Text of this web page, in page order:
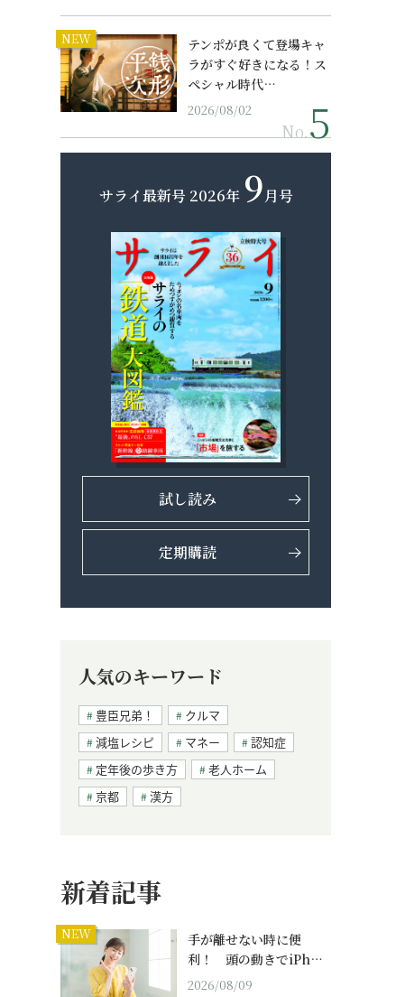
NEW
テンポが良くて登場キャ
ラがすぐ好きになる！ス
ペシャル時代…
2026/08/02
No.
サライ最新号 2026年 9月号
試し読み
定期購読
人気のキーワード
豊臣兄弟！
クルマ
減塩レシピ
マネー
認知症
定年後の歩き方
老人ホーム
京都
漢方
新着記事
NEW
手が離せない時に便
利！ 頭の動きでiPh…
2026/08/09